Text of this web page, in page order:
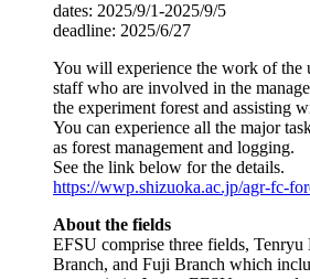
dates: 2025/9/1-2025/9/5
deadline: 2025/6/27
You will experience the work of the
staff who are involved in the
the experiment forest and assisting
You can experience all the major
as forest management and logging.
See the link below for the details.
https://wwp.shizuoka.ac.jp/agr-fc-
About the fields
EFSU comprise three fields,
Branch, and Fuji Branch which